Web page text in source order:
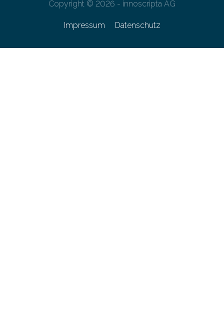
Copyright © 2026 - innoscripta AG
Impressum Datenschutz